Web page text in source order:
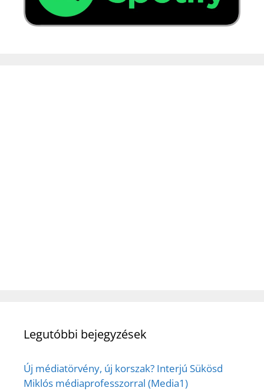
Legutóbbi bejegyzések
Új médiatörvény, új korszak? Interjú Sükösd
Miklós médiaprofesszorral (Media1)